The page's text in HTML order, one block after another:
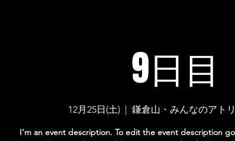
9日目
12月25日(土)
  |
鎌倉山・みんなのアト
I’m an event description. To edit the event description